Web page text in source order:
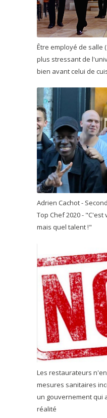
Être employé de salle
plus stressant de
bien avant celui de
Adrien Cachot -
Top Chef 2020 -
mais quel talent !"
Les restaurateurs
mesures sanitaires
un gouvernement qui
réalité